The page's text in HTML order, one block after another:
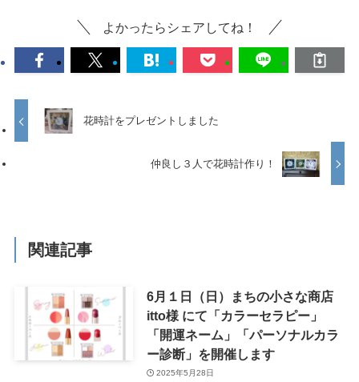
よかったらシェアしてね！
花時計をプレゼントしました
仲良し３人で花時計作り！
関連記事
6月１日（日）まちの小さな商店
itto様 にて「カラーセラピー」
「開運ネーム」「パーソナルカラ
ー診断」を開催します
2025年5月28日